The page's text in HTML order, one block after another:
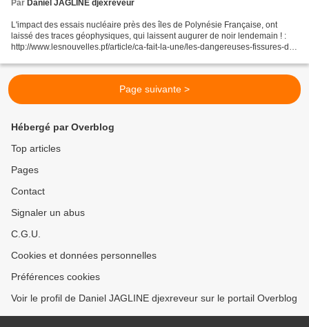
Par Daniel JAGLINE djexreveur
L'impact des essais nucléaire près des îles de Polynésie Française, ont
laissé des traces géophysiques, qui laissent augurer de noir lendemain ! :
http://www.lesnouvelles.pf/article/ca-fait-la-une/les-dangereuses-fissures-de-
Page suivante >
Hébergé par Overblog
Top articles
Pages
Contact
Signaler un abus
C.G.U.
Cookies et données personnelles
Préférences cookies
Voir le profil de Daniel JAGLINE djexreveur sur le portail Overblog